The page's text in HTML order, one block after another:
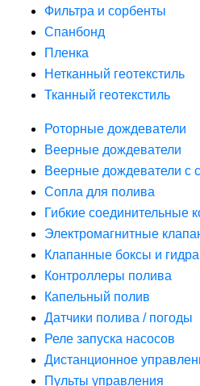
Фильтра и сорбенты
Спанбонд
Пленка
Нетканный геотекстиль
Тканный геотекстиль
Роторные дождеватели
Веерные дождеватели
Веерные дождеватели с
Сопла для полива
Гибкие соединительные
Электромагнитные
Клапанные боксы и
Контроллеры полива
Капельный полив
Датчики полива / погоды
Реле запуска насосов
Дистанционное
Пульты управления